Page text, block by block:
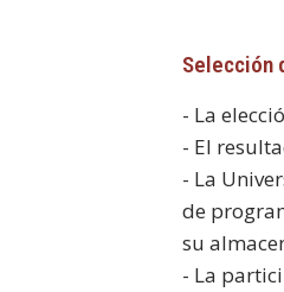
Selección
- La
- El
- La
de
su
- La